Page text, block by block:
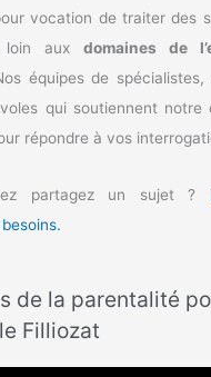
vocation de traiter des
aux domaines de
équipes de
qui soutiennent
répondre à vos
partagez un sujet ?
de la parentalité
Filliozat